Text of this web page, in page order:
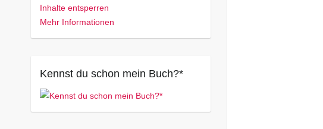
Inhalte entsperren
Mehr Informationen
Kennst du schon mein Buch?*